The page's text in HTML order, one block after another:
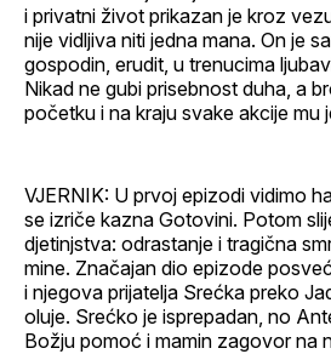
i privatni život prikazan je kroz
nije vidljiva niti jedna mana. On je
gospodin, erudit, u trenucima
Nikad ne gubi prisebnost duha, a
početku i na kraju svake akcije mu
VJERNIK: U prvoj epizodi vidimo
se izriče kazna Gotovini. Potom
djetinjstva: odrastanje i tragična
mine. Značajan dio epizode
i njegova prijatelja Srećka preko
oluje. Srećko je isprepadan, no
Božju pomoć i mamin zagovor na